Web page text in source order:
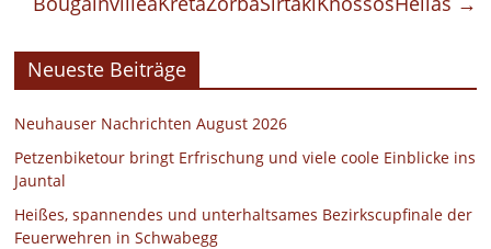
Neueste Beiträge
Neuhauser Nachrichten August 2026
Petzenbiketour bringt Erfrischung und viele coole Einblicke ins
Jauntal
Heißes, spannendes und unterhaltsames Bezirkscupfinale der
Feuerwehren in Schwabegg